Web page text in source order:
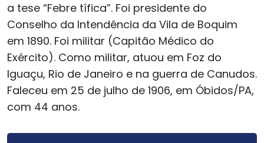
a tese “Febre tífica”. Foi presidente do
Conselho da Intendência da Vila de Boquim
em 1890. Foi militar (Capitão Médico do
Exército). Como militar, atuou em Foz do
Iguaçu, Rio de Janeiro e na guerra de Canudos.
Faleceu em 25 de julho de 1906, em Óbidos/PA,
com 44 anos.